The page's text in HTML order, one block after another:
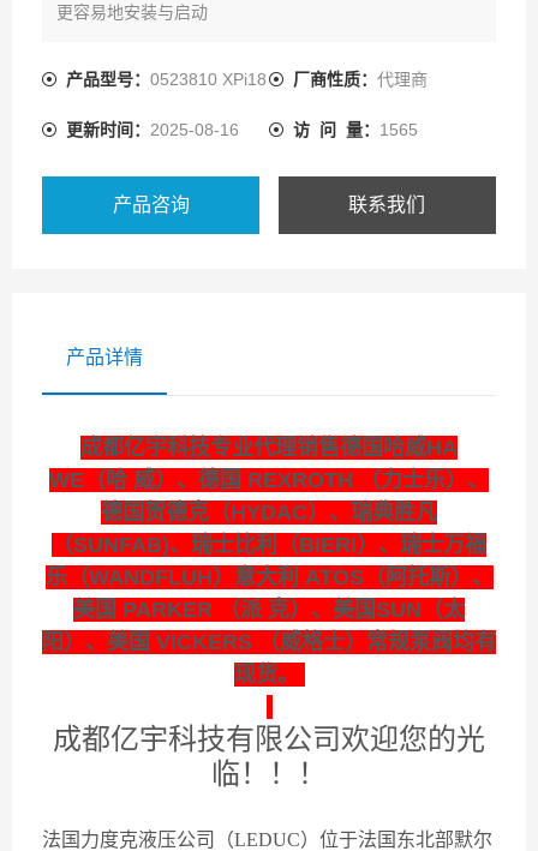
更容易地安装与启动
产品型号： 0523810 XPi18 厂商性质： 代理商
更新时间： 2025-08-16 访 问 量： 1565
产品咨询 联系我们
产品详情
成都亿宇科技专业代理销售德国哈威HA
WE（哈 威）、德国 REXROTH （力士乐）、
德国贺德克（HYDAC）、瑞典胜凡
（SUNFAB)、瑞士比利（BIERI）、瑞士万福
乐（WANDFLUH）意大利 ATOS（阿托斯）、
美国 PARKER （派 克）、美国SUN（太
阳）、美国 VICKERS （威格士）常规泵阀均有
现货。
成都亿宇科技有限公司欢迎您的光
临！！！
法国力度克液压公司（LEDUC）位于法国东北部默尔